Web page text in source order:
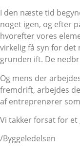
I den næste tid
noget igen, og efter
hvorefter vores
virkelig få syn for det
grunden ift. De
Og mens der
fremdrift, arbejdes
af entreprenører
Vi takker forsat for
/Byggeledelsen